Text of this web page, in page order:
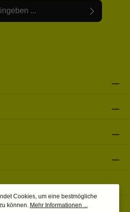
Cookies, um eine bestmögliche
können. Mehr Informationen ...